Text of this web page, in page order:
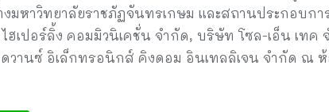
มหาวิทยาลัยราชภัฏจันทรเกษม และสถานประกอบก
เปอร์ลิ้ง คอมมิวนิเคชั่น จำกัด, บริษัท โซล-เอ็น เทค
วานซ์ อิเล็กทรอนิกส์ คิงดอม อินเทลลิเจน จำกัด ณ